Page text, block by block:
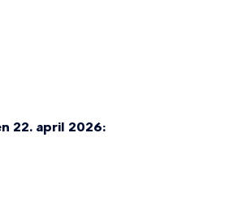
22. april 2026: